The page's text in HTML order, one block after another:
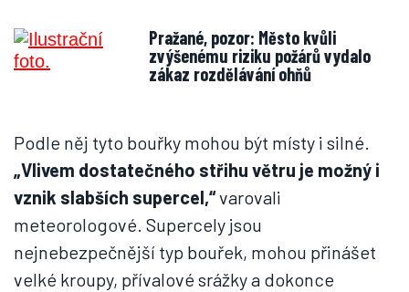
Pražané, pozor: Město kvůli
zvýšenému riziku požárů vydalo
zákaz rozdělávání ohňů
Podle něj tyto bouřky mohou být místy i silné.
„Vlivem dostatečného střihu větru je možný i
vznik slabších supercel,“varovali
meteorologové. Supercely jsou
nejnebezpečnější typ bouřek, mohou přinášet
velké kroupy, přívalové srážky a dokonce